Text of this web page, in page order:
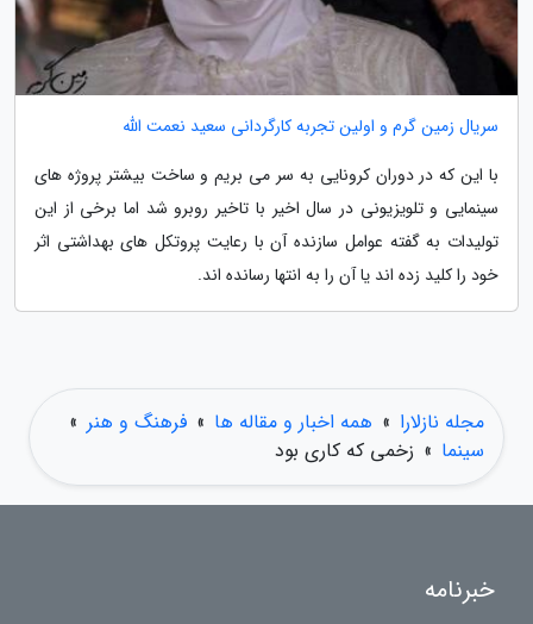
سریال زمین گرم و اولین تجربه کارگردانی سعید نعمت الله
با این که در دوران کرونایی به سر می بریم و ساخت بیشتر پروژه های
سینمایی و تلویزیونی در سال اخیر با تاخیر روبرو شد اما برخی از این
تولیدات به گفته عوامل سازنده آن با رعایت پروتکل های بهداشتی اثر
خود را کلید زده اند یا آن را به انتها رسانده اند.
مجله نازلارا » همه اخبار و مقاله ها » فرهنگ و هنر »
سینما » زخمی که کاری بود
خبرنامه